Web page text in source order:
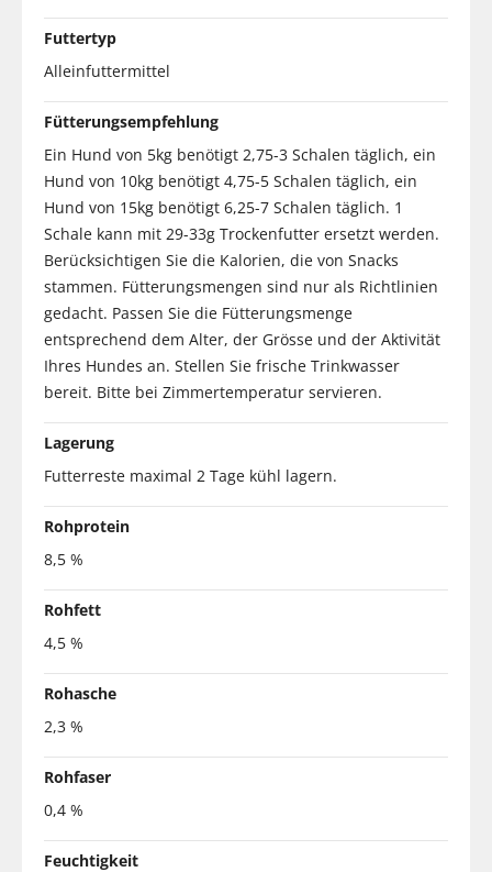
Futtertyp
Alleinfuttermittel
Fütterungsempfehlung
Ein Hund von 5kg benötigt 2,75-3 Schalen täglich, ein
Hund von 10kg benötigt 4,75-5 Schalen täglich, ein
Hund von 15kg benötigt 6,25-7 Schalen täglich. 1
Schale kann mit 29-33g Trockenfutter ersetzt werden.
Berücksichtigen Sie die Kalorien, die von Snacks
stammen. Fütterungsmengen sind nur als Richtlinien
gedacht. Passen Sie die Fütterungsmenge
entsprechend dem Alter, der Grösse und der Aktivität
Ihres Hundes an. Stellen Sie frische Trinkwasser
bereit. Bitte bei Zimmertemperatur servieren.
Lagerung
Futterreste maximal 2 Tage kühl lagern.
Rohprotein
8,5 %
Rohfett
4,5 %
Rohasche
2,3 %
Rohfaser
0,4 %
Feuchtigkeit